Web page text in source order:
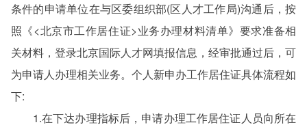
条件的申请单位在与区委组织部(区人才工作局)沟通后，按
照《<北京市工作居住证>业务办理材料清单》要求准备相
关材料，登录北京国际人才网填报信息，经审批通过后，可
为申请人办理相关业务。个人新申办工作居住证具体流程如
下:
1.在下达办理指标后，申请办理工作居住证人员向所在